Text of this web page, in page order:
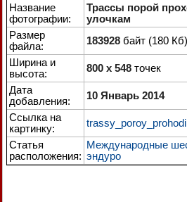
Название
фотографии:
Трассы порой
улочкам
Размер
файла:
183928 байт (180 Кб)
Ширина и
высота:
800 x 548 точек
Дата
добавления:
10 Январь 2014
Ссылка на
картинку:
Статья
расположения:
Международные
эндуро